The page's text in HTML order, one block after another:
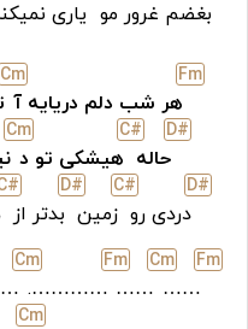
بغضم غرور مو یاری
Fm
هر شب دلم دریایه آ
Cm
D#
حاله
C#
هیشکی تو د
Cm
D#
دردی رو
C#
زمین
D#
بدتر از
Fm
……
Cm
……
Fm
………….
Cm
Cm